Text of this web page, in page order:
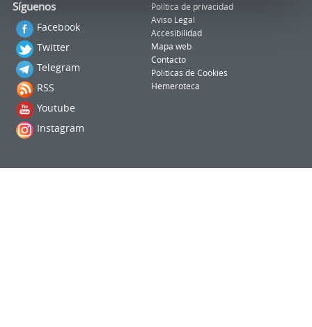
Síguenos
Facebook
Twitter
Telegram
RSS
Youtube
Instagram
Política de privacidad
Aviso Legal
Accesibilidad
Mapa web
Contacto
Politicas de Cookies
Hemeroteca